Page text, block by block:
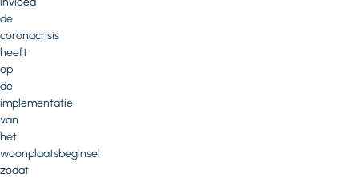
de
coronacrisis
heeft
op
de
implementatie
van
het
woonplaatsbeginsel
zodat